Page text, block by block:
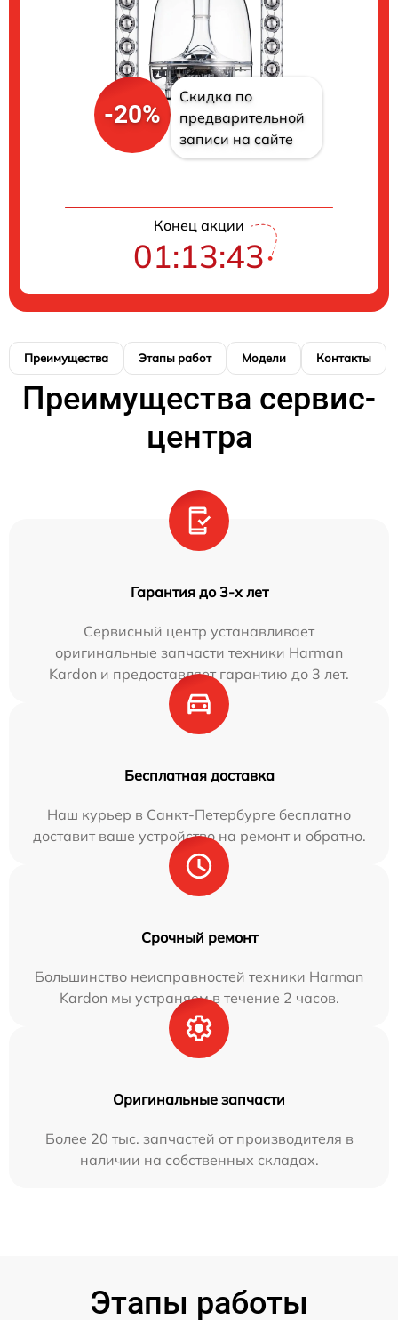
-20%
Скидка по
предварительной
записи на сайте
Конец акции
01:13:43
Преимущества Этапы работ Модели Контакты
Преимущества сервис-
центра
Гарантия до 3-х лет
Сервисный центр устанавливает
оригинальные запчасти техники Harman
Kardon и предоставляет гарантию до 3 лет.
Бесплатная доставка
Наш курьер в Санкт-Петербурге бесплатно
доставит ваше устройство на ремонт и обратно.
Срочный ремонт
Большинство неисправностей техники Harman
Kardon мы устраняем в течение 2 часов.
Оригинальные запчасти
Более 20 тыс. запчастей от производителя в
наличии на собственных складах.
Этапы работы